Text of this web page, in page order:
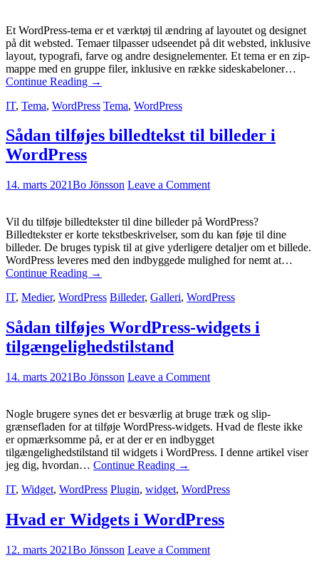
Et WordPress-tema er et værktøj til ændring af layoutet og designet
på dit websted. Temaer tilpasser udseendet på dit websted, inklusive
layout, typografi, farve og andre designelementer. Et tema er en zip-
mappe med en gruppe filer, inklusive en række sideskabeloner…
Continue Reading →
IT, Tema, WordPress Tema, WordPress
Sådan tilføjes billedtekst til billeder i
WordPress
14. marts 2021Bo Jönsson Leave a Comment
Vil du tilføje billedtekster til dine billeder på WordPress?
Billedtekster er korte tekstbeskrivelser, som du kan føje til dine
billeder. De bruges typisk til at give yderligere detaljer om et billede.
WordPress leveres med den indbyggede mulighed for nemt at…
Continue Reading →
IT, Medier, WordPress Billeder, Galleri, WordPress
Sådan tilføjes WordPress-widgets i
tilgængelighedstilstand
14. marts 2021Bo Jönsson Leave a Comment
Nogle brugere synes det er besværlig at bruge træk og slip-
grænsefladen for at tilføje WordPress-widgets. Hvad de fleste ikke
er opmærksomme på, er at der er en indbygget
tilgængelighedstilstand til widgets i WordPress. I denne artikel viser
jeg dig, hvordan… Continue Reading →
IT, Widget, WordPress Plugin, widget, WordPress
Hvad er Widgets i WordPress
12. marts 2021Bo Jönsson Leave a Comment